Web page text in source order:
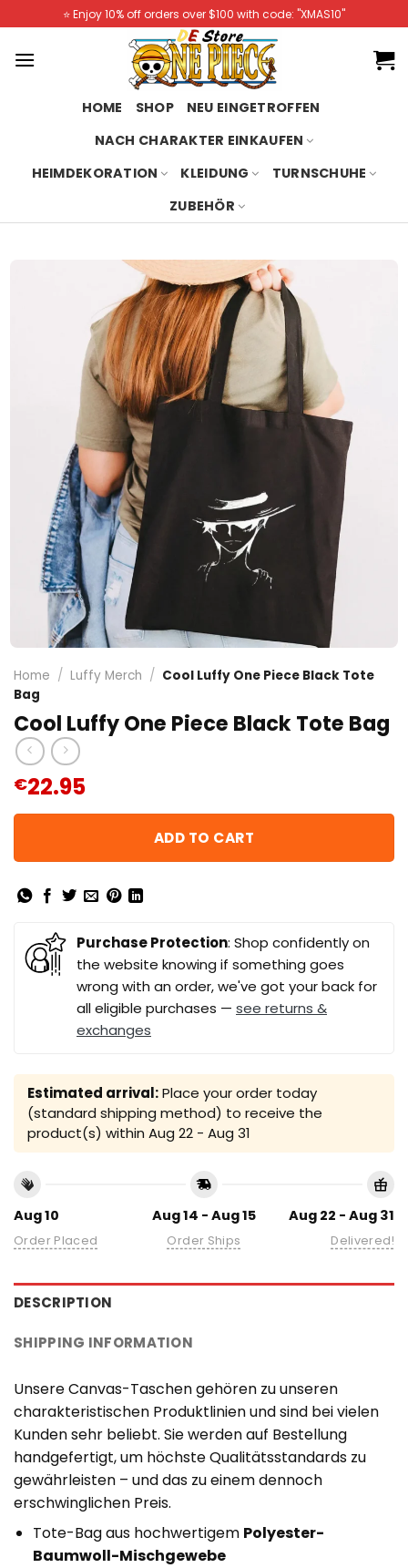
to
content
⭐️ Enjoy 10% off orders over $100 with code: "XMAS10"
HOME SHOP
NEU EINGETROFFEN
NACH CHARAKTER EINKAUFEN
HEIMDEKORATION
KLEIDUNG
TURNSCHUHE
ZUBEHÖR
Home / Luffy Merch / Cool Luffy One Piece Black Tote
Bag
Cool Luffy One Piece Black Tote Bag
€22.95
ADD TO CART
Purchase Protection: Shop confidently on
the website knowing if something goes
wrong with an order, we've got your back for
all eligible purchases — see returns &
exchanges
Estimated arrival:Place your order today
(standard shipping method) to receive the
product(s) within Aug 22 - Aug 31
Aug 10
Order Placed
Aug 14 - Aug 15
Order Ships
Aug 22 - Aug 31
Delivered!
DESCRIPTION
SHIPPING INFORMATION
Unsere Canvas-Taschen gehören zu unseren
charakteristischen Produktlinien und sind bei vielen
Kunden sehr beliebt. Sie werden auf Bestellung
handgefertigt, um höchste Qualitätsstandards zu
gewährleisten – und das zu einem dennoch
erschwinglichen Preis.
Tote-Bag aus hochwertigem Polyester-
Baumwoll-Mischgewebe